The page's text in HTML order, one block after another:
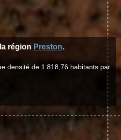
région Preston.
densité de 1 818,76 habitants par